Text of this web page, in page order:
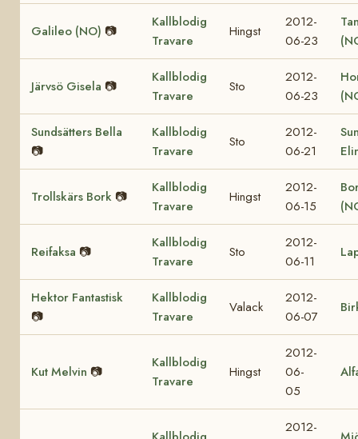
Galileo (NO) 📷
Kallblodig
Travare
Hingst
2012-
06-23
Järvsö Gisela 📷
Kallblodig
Travare
Sto
2012-
06-23
Sundsätters Bella
📷
Kallblodig
Travare
Sto
2012-
06-21
Trollskärs Bork 📷
Kallblodig
Travare
Hingst
2012-
06-15
Reifaksa 📷
Kallblodig
Travare
Sto
2012-
06-11
Hektor Fantastisk
📷
Kallblodig
Travare
Valack
2012-
06-07
Kut Melvin 📷
Kallblodig
Travare
Hingst
2012-
06-
05
2012-